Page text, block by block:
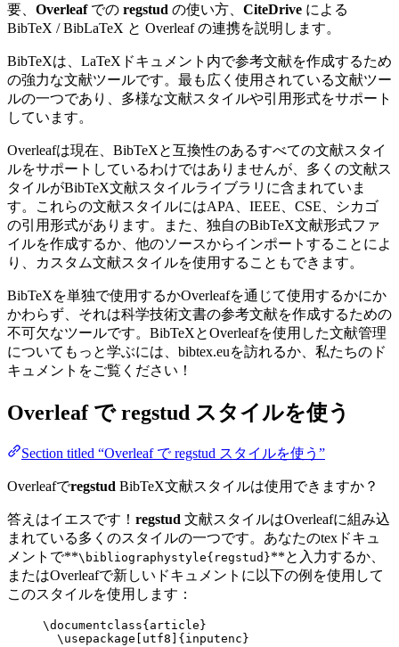
要、 Overleafでの regstud の使い方、 CiteDrive による
BibTeX / BibLaTeX と Overleaf の連携を説明します。
BibTeXは、LaTeXドキュメント内で参考文献を作成するため
の強力な文献ツールです。最も広く使用されている文献ツー
ルの一つであり、多様な文献スタイルや引用形式をサポート
しています。
Overleafは現在、BibTeXと互換性のあるすべての文献スタイ
ルをサポートしているわけではありませんが、多くの文献ス
タイルがBibTeX文献スタイルライブラリに含まれていま
す。これらの文献スタイルにはAPA、IEEE、CSE、シカゴ
の引用形式があります。また、独自のBibTeX文献形式ファ
イルを作成するか、他のソースからインポートすることによ
り、カスタム文献スタイルを使用することもできます。
BibTeXを単独で使用するかOverleafを通じて使用するかにか
かわらず、それは科学技術文書の参考文献を作成するための
不可欠なツールです。BibTeXとOverleafを使用した文献管理
についてもっと学ぶには、bibtex.euを訪れるか、私たちのド
キュメントをご覧ください！
Overleaf でregstud スタイルを使う
Section titled “Overleaf で regstud スタイルを使う”
Overleafでregstud BibTeX文献スタイルは使用できますか？
答えはイエスです！ regstud 文献スタイルはOverleafに組み込
まれている多くのスタイルの一つです。あなたのtexドキュ
メントで**\bibliographystyle{regstud}**と入力するか、
またはOverleafで新しいドキュメントに以下の例を使用して
このスタイルを使用します：
\documentclass{ article }
\usepackage
utf8 ]{ inputenc }